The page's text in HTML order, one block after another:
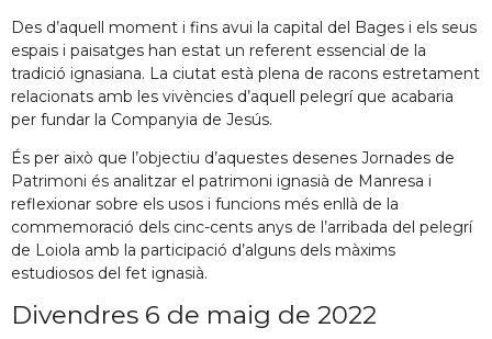
Des d’aquell moment i fins avui la capital del Bages i els seus
espais i paisatges han estat un referent essencial de la
tradició ignasiana. La ciutat està plena de racons estretament
relacionats amb les vivències d’aquell pelegrí que acabaria
per fundar la Companyia de Jesús.
És per això que l’objectiu d’aquestes desenes Jornades de
Patrimoni és analitzar el patrimoni ignasià de Manresa i
reflexionar sobre els usos i funcions més enllà de la
commemoració dels cinc-cents anys de l’arribada del pelegrí
de Loiola amb la participació d’alguns dels màxims
estudiosos del fet ignasià.
Divendres 6 de maig de 2022